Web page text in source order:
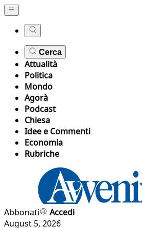
Cerca
Attualità
Politica
Mondo
Agorà
Podcast
Chiesa
Idee e Commenti
Economia
Rubriche
Abbonati
Accedi
August 5, 2026